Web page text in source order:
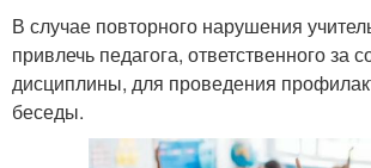
В случае повторного нарушения
привлечь педагога, ответственного за
дисциплины, для проведения
беседы.